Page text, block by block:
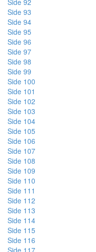
Side 92
Side 93
Side 94
Side 95
Side 96
Side 97
Side 98
Side 99
Side 100
Side 101
Side 102
Side 103
Side 104
Side 105
Side 106
Side 107
Side 108
Side 109
Side 110
Side 111
Side 112
Side 113
Side 114
Side 115
Side 116
Side 117